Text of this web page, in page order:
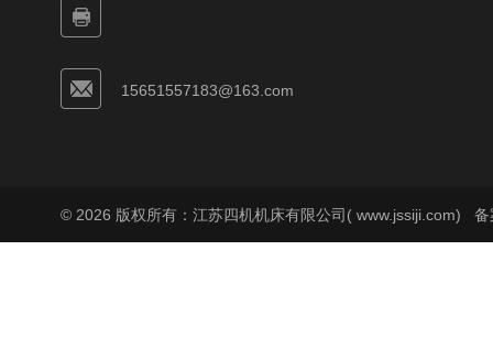
15651557183@163.com
© 2026 版权所有：江苏四机机床有限公司( www.jssiji.com) 备